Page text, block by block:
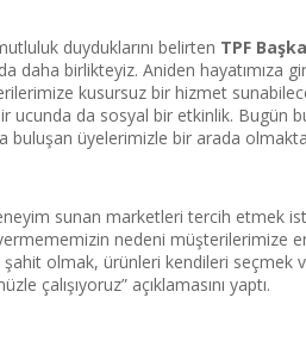
duyduklarını belirten TPF
daha birlikteyiz. Aniden hayatımıza
kusursuz bir hizmet
ucunda da sosyal bir etkinlik. Bugün
buluşan üyelerimizle bir arada
sunan marketleri tercih etmek
nedeni müşterilerimize
şahit olmak, ürünleri kendileri
açıklamasını yaptı.